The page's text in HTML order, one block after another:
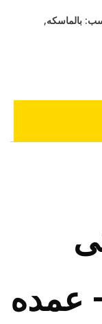
بالماسکه,
عمده